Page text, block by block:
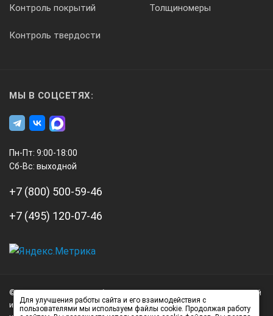
Контроль покрытий Толщиномеры
Контроль твердости
МЫ В СОЦСЕТЯХ:
Пн-Пт: 9:00-18:00
Сб-Вс: выходной
+7 (800) 500-59-46
+7 (495) 120-07-46
Нагорный
проезд
© 2026 А3 Инжиниринг Обращаем Ваше внимание на то, что данный
интернет-сайт носит исключительно информационный характер и
Для улучшения работы сайта и его взаимодействия с
пользователями мы используем файлы cookie. Продолжая работу